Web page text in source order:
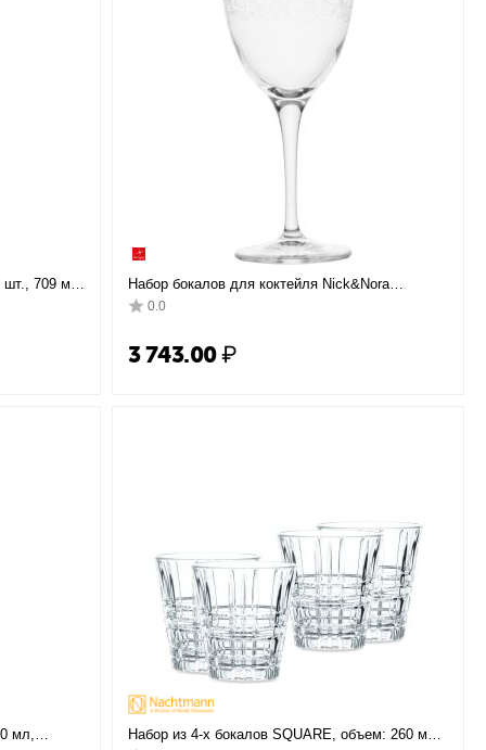
шт., 709 мл,
Набор бокалов для коктейля Nick&Nora
Novecento Liberty, 6 шт, 155 мл, D74 мм, H155
мм, хрустальное стекло, Bormioli Rocco
0.0
3 743.00₽
мл,
Набор из 4-х бокалов SQUARE, объем: 260 мл,